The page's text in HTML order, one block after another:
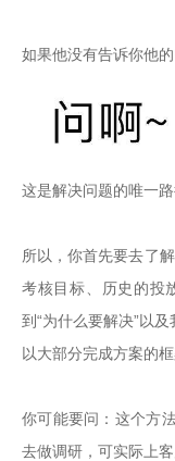
如果他没有告诉你他
这是解决问题的唯一路
所以，你首先要去了
考核目标、历史的投
到“为什么要解决”以
以大部分完成方案的框
你可能要问：这个方
去做调研，可实际上